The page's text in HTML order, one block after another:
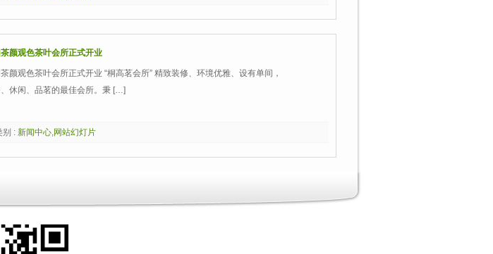
颜观色茶叶会所正式开业
颜观色茶叶会所正式开业 “桐高茗会所” 精致装修、环境优雅、设有单间，
休闲、品茗的最佳会所。秉 […]
别 : 新闻中心,网站幻灯片